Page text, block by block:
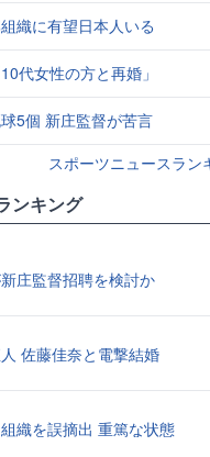
織に有望日本人いる
代女性の方と再婚」
5個 新庄監督が苦言
スポーツニュースラン
ンキング
庄監督招聘を検討か
佐藤佳奈と電撃結婚
織を誤摘出 重篤な状態